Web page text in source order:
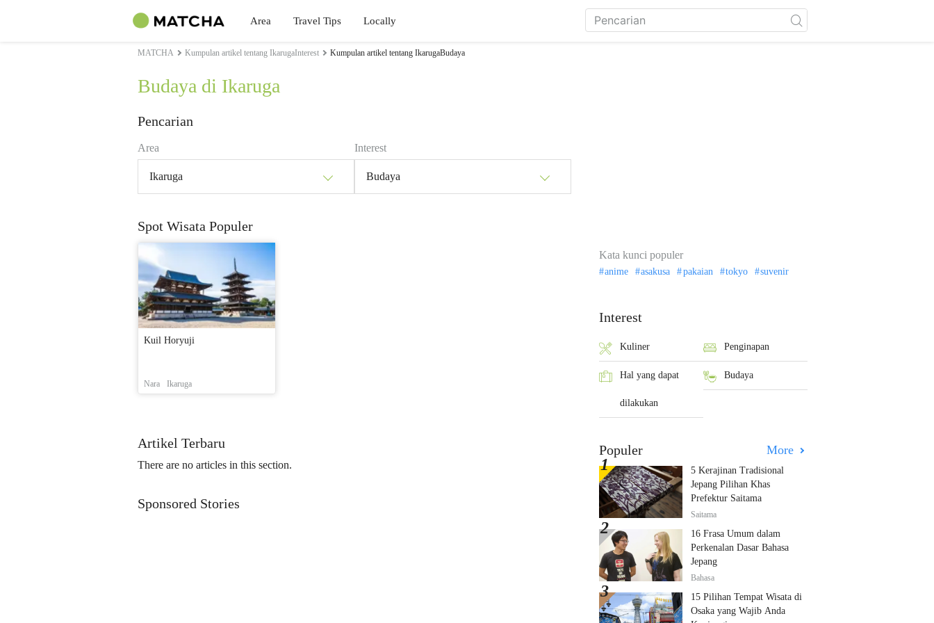
Area Travel Tips Locally
MATCHA Kumpulan artikel tentang IkarugaInterest Kumpulan artikel tentang IkarugaBudaya
Budaya di Ikaruga
Pencarian
Area
Ikaruga
Interest
Budaya
Spot Wisata Populer
Kuil Horyuji
Nara Ikaruga
Artikel Terbaru
There are no articles in this section.
Sponsored Stories
Kata kunci populer
anime asakusa pakaian tokyo suvenir
Interest
Kuliner Penginapan
Hal yang dapat
dilakukan
Budaya
Populer More
5 Kerajinan Tradisional
Jepang Pilihan Khas
Prefektur Saitama
Saitama
16 Frasa Umum dalam
Perkenalan Dasar Bahasa
Jepang
Bahasa
15 Pilihan Tempat Wisata di
Osaka yang Wajib Anda